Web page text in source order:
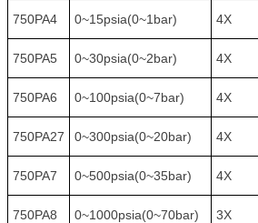
750PA4 0~15psia(0~1bar) 4X
750PA5 0~30psia(0~2bar) 4X
750PA6 0~100psia(0~7bar) 4X
750PA27 0~300psia(0~20bar) 4X
750PA7 0~500psia(0~35bar) 4X
750PA8 0~1000psia(0~70bar) 3X